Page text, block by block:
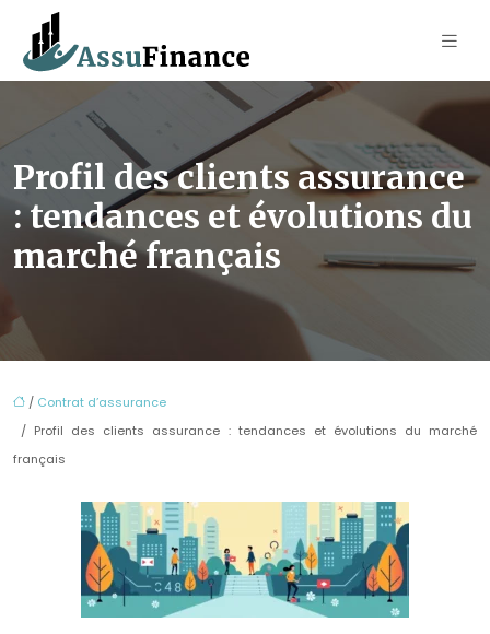
Profil des clients assurance
: tendances et évolutions du
marché français
/ Contrat d’assurance
/ Profil des clients assurance : tendances et évolutions du marché
français